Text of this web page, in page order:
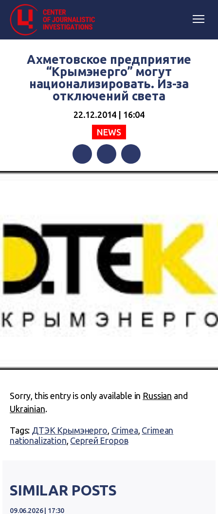
Ахметовское предприятие
“Крымэнерго” могут
национализировать. Из-за
отключений света
22.12.2014 | 16:04
NEWS
FacebookTwitterTelegram
Sorry, this entry is only available in Russian and
Ukrainian.
Tags: ДТЭК Крымэнерго, Crimea, Crimean
nationalization, Сергей Егоров
SIMILAR POSTS
09.06.2026 | 17:30